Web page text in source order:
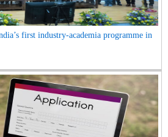
first industry-academia programme in